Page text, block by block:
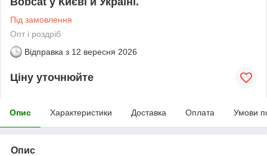
Під замовлення
Опт і роздріб
Відправка з 12 вересня 2026
Ціну уточнюйте
Опис Характеристики Доставка Оплата Умови
Опис